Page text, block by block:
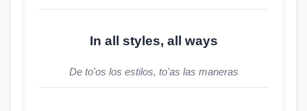
In all styles, all ways
De to'os los estilos, to'as las maneras